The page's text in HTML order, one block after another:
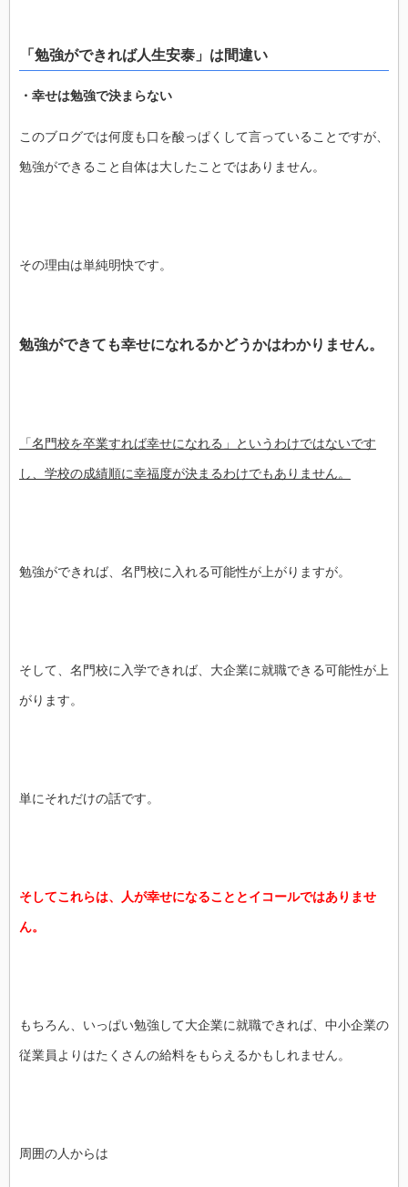
「勉強ができれば人生安泰」は間違い
・幸せは勉強で決まらない
このブログでは何度も口を酸っぱくして言っていることですが、
勉強ができること自体は大したことではありません。
その理由は単純明快です。
勉強ができても幸せになれるかどうかはわかりません。
「名門校を卒業すれば幸せになれる」というわけではないです
し、学校の成績順に幸福度が決まるわけでもありません。
勉強ができれば、名門校に入れる可能性が上がりますが。
そして、名門校に入学できれば、大企業に就職できる可能性が上
がります。
単にそれだけの話です。
そしてこれらは、人が幸せになることとイコールではありませ
ん。
もちろん、いっぱい勉強して大企業に就職できれば、中小企業の
従業員よりはたくさんの給料をもらえるかもしれません。
周囲の人からは